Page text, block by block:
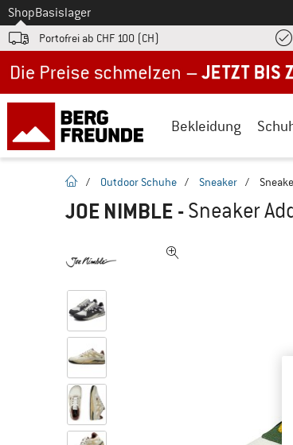
Zum
ShopBasislager
Portofrei ab CHF 100 (CH)
Bekleidung
Startseite
/ Outdoor Schuhe / Sneaker /
JOE NIMBLE -Sneaker